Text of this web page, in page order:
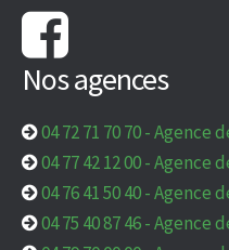
Nos agences
04 72 71 70 70-Agence
04 77 42 12 00-Agence
04 76 41 50 40-Agence
04 75 40 87 46-Agence